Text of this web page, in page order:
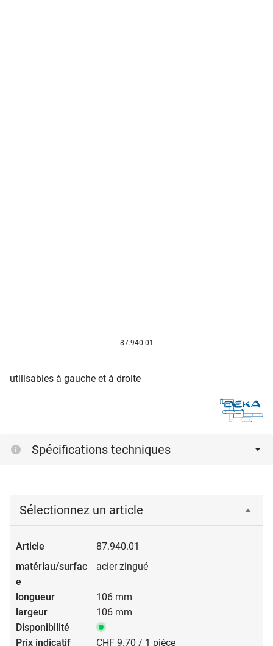
87.940.01
utilisables à gauche et à droite
Spécifications techniques
Sélectionnez un article
87.940.01
acier zingué
106 mm
106 mm
CHF 9.70 / 1 pièce